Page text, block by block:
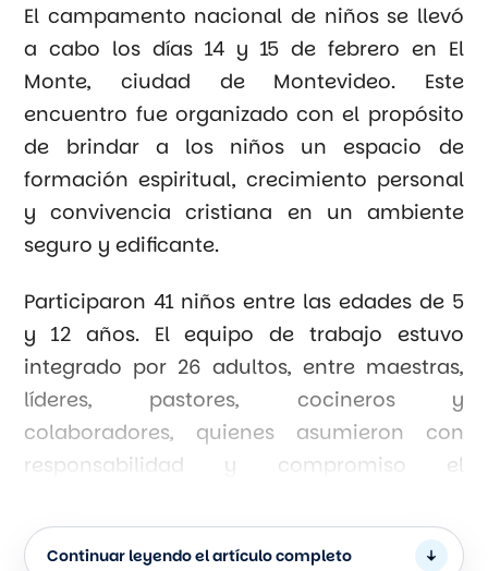
El campamento nacional de niños se llevó
a cabo los días 14 y 15 de febrero en El
Monte, ciudad de Montevideo. Este
encuentro fue organizado con el propósito
de brindar a los niños un espacio de
formación espiritual, crecimiento personal
y convivencia cristiana en un ambiente
seguro y edificante.
Participaron 41 niños entre las edades de 5
y 12 años. El equipo de trabajo estuvo
integrado por 26 adultos, entre maestras,
líderes, pastores, cocineros y
colaboradores, quienes asumieron con
responsabilidad y compromiso el
campamento. También contamos con la
presencia del obispo nacional Marco
Continuar leyendo el artículo completo